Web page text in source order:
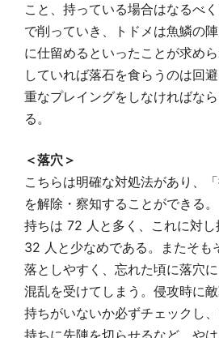
こと、持っている場合はなるべ
で削っていき、トドメは魚鱗の
に仕留めるといったことが求め
していれば落石を食らうのは回
重なプレイングをしなければな
る。
＜落穴＞
こちらは明確な対処法があり、
を解除・察知することができる
持ちは 72 人と多く、これに対
32 人と少なめである。またそも
落としやすく、忘れた頃に落穴
混乱を受けてしまう。侵攻時に
持ちがいないか必ずチェックし、
持ちに先陣を切らせるなど、や